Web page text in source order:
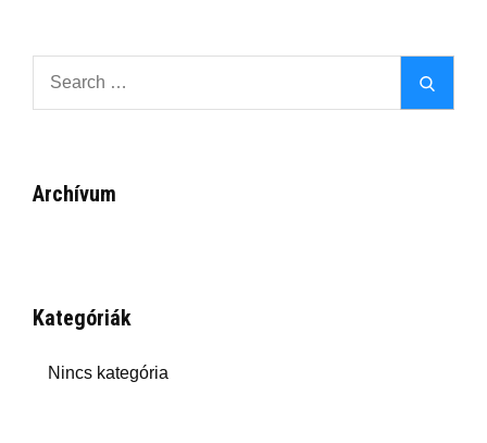
Archívum
Kategóriák
Nincs kategória